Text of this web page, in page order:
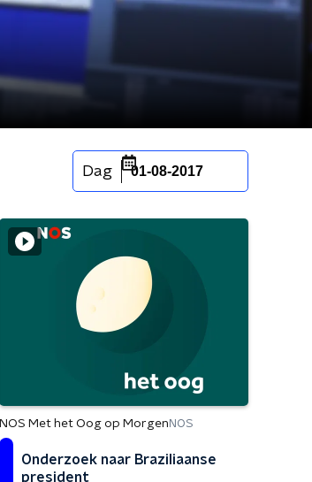
Dag 01-08-2017
NOS Met het Oog op Morgen NOS
Onderzoek naar Braziliaanse
president